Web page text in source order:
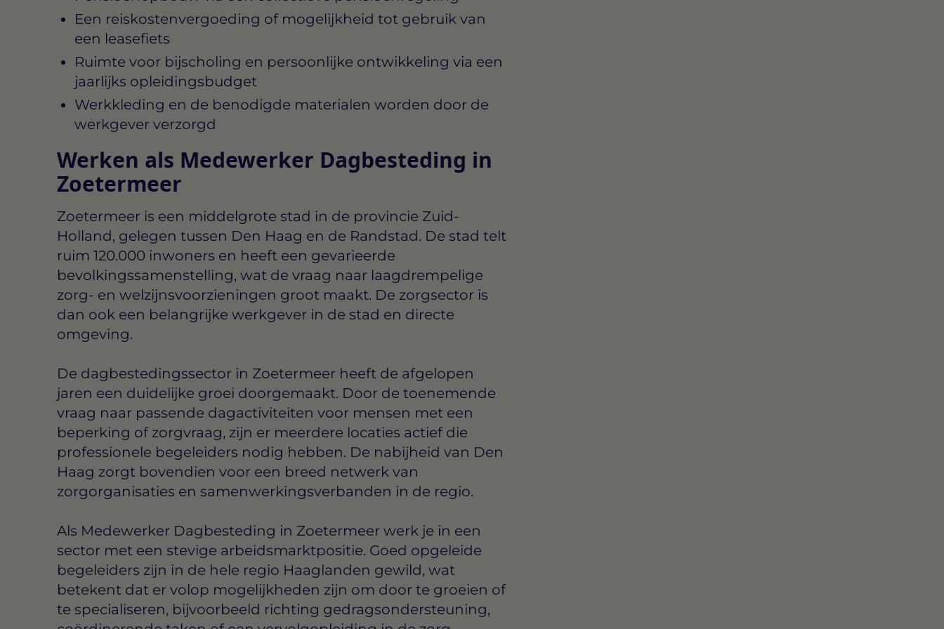
Een reiskostenvergoeding of mogelijkheid tot gebruik van
een leasefiets
Ruimte voor bijscholing en persoonlijke ontwikkeling via een
jaarlijks opleidingsbudget
Werkkleding en de benodigde materialen worden door de
werkgever verzorgd
Werken als Medewerker Dagbesteding in
Zoetermeer
Zoetermeer is een middelgrote stad in de provincie Zuid-
Holland, gelegen tussen Den Haag en de Randstad. De stad telt
ruim 120.000 inwoners en heeft een gevarieerde
bevolkingssamenstelling, wat de vraag naar laagdrempelige
zorg- en welzijnsvoorzieningen groot maakt. De zorgsector is
dan ook een belangrijke werkgever in de stad en directe
omgeving.
De dagbestedingssector in Zoetermeer heeft de afgelopen
jaren een duidelijke groei doorgemaakt. Door de toenemende
vraag naar passende dagactiviteiten voor mensen met een
beperking of zorgvraag, zijn er meerdere locaties actief die
professionele begeleiders nodig hebben. De nabijheid van Den
Haag zorgt bovendien voor een breed netwerk van
zorgorganisaties en samenwerkingsverbanden in de regio.
Als Medewerker Dagbesteding in Zoetermeer werk je in een
sector met een stevige arbeidsmarktpositie. Goed opgeleide
begeleiders zijn in de hele regio Haaglanden gewild, wat
betekent dat er volop mogelijkheden zijn om door te groeien of
te specialiseren, bijvoorbeeld richting gedragsondersteuning,